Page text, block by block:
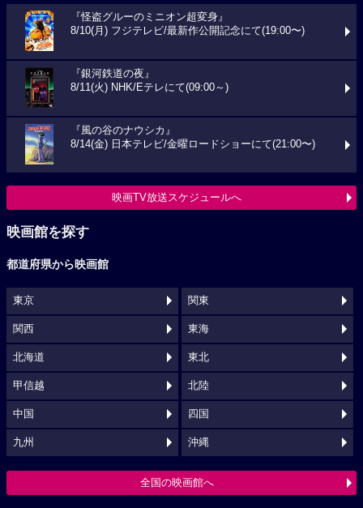
『怪盗グルーのミニオン超変身』
8/10(月) フジテレビ/最新作公開記念にて(19:00〜)
『銀河鉄道の夜』
8/11(火) NHK/Eテレにて(09:00～)
『風の谷のナウシカ』
8/14(金) 日本テレビ/金曜ロードショーにて(21:00〜)
映画TV放送スケジュールへ
映画館を探す
都道府県から映画館
東京 関東
関西 東海
北海道 東北
甲信越 北陸
中国 四国
九州 沖縄
全国の映画館へ